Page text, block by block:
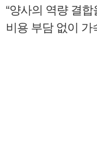
“양사의 역량 결
비용 부담 없이 가